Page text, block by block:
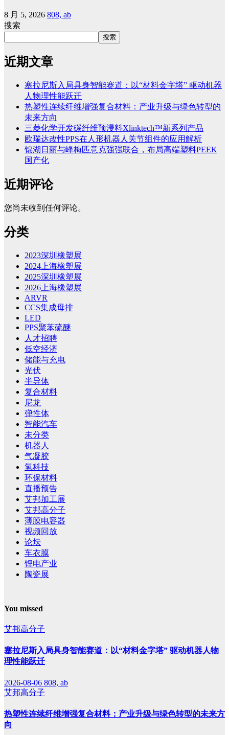
8 月 5, 2026 808, ab
搜索
搜索
近期文章
塞拉尼斯入局具身智能赛道：以“材料金字塔” 驱动机器
人物理性能跃迁
热塑性连续纤维增强复合材料：产业升级与绿色转型的
未来方向
三菱化学开发碳纤维预浸料Xlinktech™新系列产品
欧瑞达改性PPS在人形机器人关节组件的应用解析
锦湖日丽与峰梅匹意克强强联合，布局高端塑料PEEK
国产化
近期评论
您尚未收到任何评论。
分类
2023深圳橡塑展
2024上海橡塑展
2025深圳橡塑展
2026上海橡塑展
ARVR
CCS集成母排
LED
PPS聚苯硫醚
人才招聘
低空经济
储能与充电
光伏
半导体
复合材料
尼龙
弹性体
智能汽车
未分类
机器人
气凝胶
氢科技
环保材料
直播预告
艾邦加工展
艾邦高分子
薄膜电容器
视频回放
论坛
车衣膜
锂电产业
陶瓷展
You missed
艾邦高分子
塞拉尼斯入局具身智能赛道：以“材料金字塔” 驱动机器人物
理性能跃迁
2026-08-06 808, ab
艾邦高分子
热塑性连续纤维增强复合材料：产业升级与绿色转型的未来方
向